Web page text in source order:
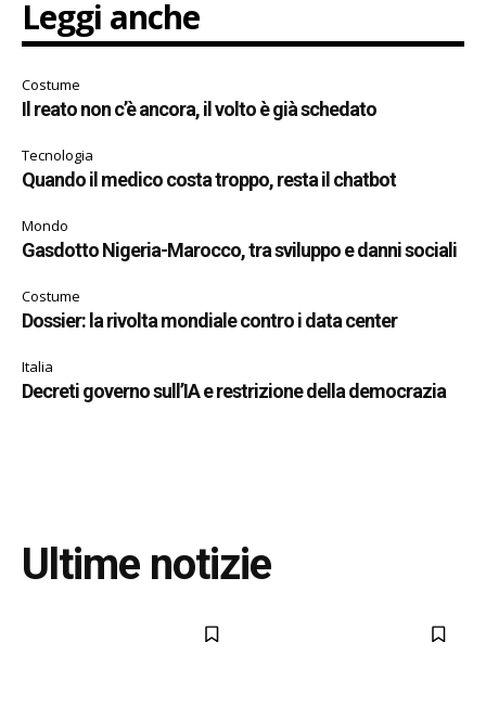
Leggi anche
Costume
Il reato non c’è ancora, il volto è già schedato
Tecnologia
Quando il medico costa troppo, resta il chatbot
Mondo
Gasdotto Nigeria-Marocco, tra sviluppo e danni sociali
Costume
Dossier: la rivolta mondiale contro i data center
Italia
Decreti governo sull’IA e restrizione della democrazia
Ultime notizie